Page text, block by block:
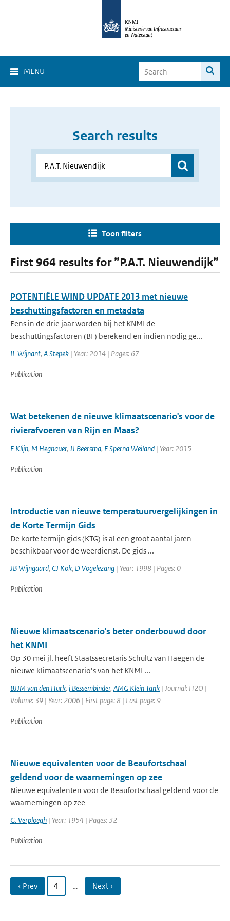
MENU
Search results
Toon filters
First 964 results for ”P.A.T. Nieuwendijk”
POTENTIËLE WIND UPDATE 2013 met nieuwe
beschuttingsfactoren en metadata
Eens in de drie jaar worden bij het KNMI de
beschuttingsfactoren (BF) berekend en indien nodig ge...
IL Wijnant, A Stepek | Year: 2014 | Pages: 67
Publication
Wat betekenen de nieuwe klimaatscenario's voor de
rivierafvoeren van Rijn en Maas?
F Klijn, M Hegnauer, JJ Beersma, F Sperna Weiland | Year: 2015
Publication
Introductie van nieuwe temperatuurvergelijkingen in
de Korte Termijn Gids
De korte termijn gids (KTG) is al een groot aantal jaren
beschikbaar voor de weerdienst. De gids ...
JB Wijngaard, CJ Kok, D Vogelezang | Year: 1998 | Pages: 0
Publication
Nieuwe klimaatscenario's beter onderbouwd door
het KNMI
Op 30 mei jl. heeft Staatssecretaris Schultz van Haegen de
nieuwe klimaatscenario’s van het KNMI ...
BJJM van den Hurk, j Bessembinder, AMG Klein Tank | Journal: H2O |
Volume: 39 | Year: 2006 | First page: 8 | Last page: 9
Publication
Nieuwe equivalenten voor de Beaufortschaal
geldend voor de waarnemingen op zee
Nieuwe equivalenten voor de Beaufortschaal geldend voor de
waarnemingen op zee
G. Verploegh | Year: 1954 | Pages: 32
Publication
‹ Prev 4 … Next ›